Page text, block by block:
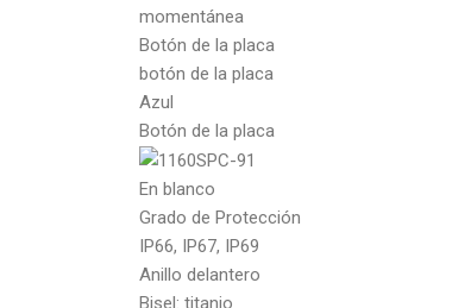
momentánea
Botón de la placa
botón de la placa
Azul
Botón de la placa
En blanco
Grado de Protección
IP66, IP67, IP69
Anillo delantero
Bisel: titanio